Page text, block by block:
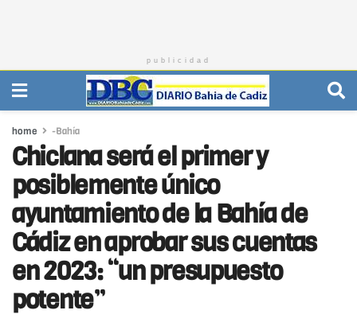
publicidad
home -Bahía
Chiclana será el primer y
posiblemente único
ayuntamiento de la Bahía de
Cádiz en aprobar sus cuentas
en 2023: “un presupuesto
potente”